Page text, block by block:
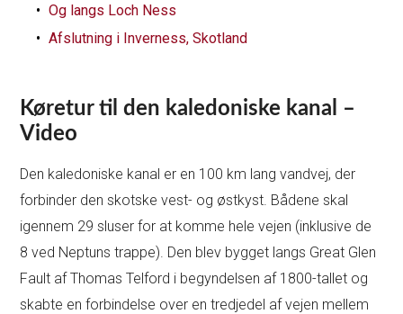
Og langs Loch Ness
Afslutning i Inverness, Skotland
Køretur til den kaledoniske kanal –
Video
Den kaledoniske kanal er en 100 km lang vandvej, der
forbinder den skotske vest- og østkyst. Bådene skal
igennem 29 sluser for at komme hele vejen (inklusive de
8 ved Neptuns trappe). Den blev bygget langs Great Glen
Fault af Thomas Telford i begyndelsen af 1800-tallet og
skabte en forbindelse over en tredjedel af vejen mellem